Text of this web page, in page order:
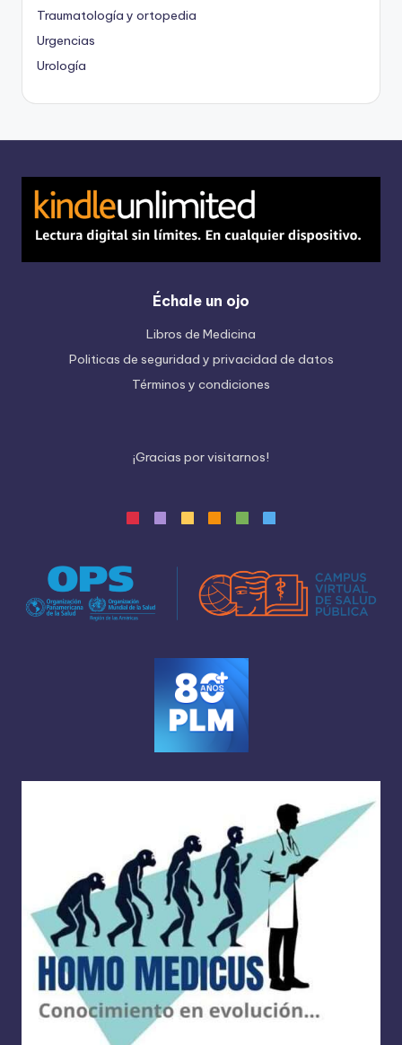
Traumatología y ortopedia
Urgencias
Urología
Échale un ojo
Libros de Medicina
Politicas de seguridad y privacidad de datos
Términos y condiciones
¡Gracias porvisitarnos!